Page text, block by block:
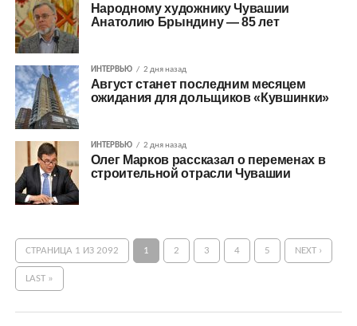
Народному художнику Чувашии
Анатолию Брындину — 85 лет
ИНТЕРВЬЮ 2 дня назад
Август станет последним месяцем
ожидания для дольщиков «Кувшинки»
ИНТЕРВЬЮ 2 дня назад
Олег Марков рассказал о переменах в
строительной отрасли Чувашии
СТРАНИЦА 1 ИЗ 2092 1 2 3 4 5 NEXT ›
LAST »